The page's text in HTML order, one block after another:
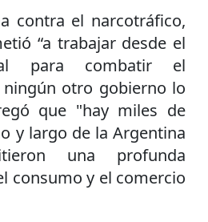
contra el narcotráfico,
“a trabajar desde el
para combatir el
otro gobierno lo
que "hay miles de
y largo de la Argentina
una profunda
consumo y el comercio